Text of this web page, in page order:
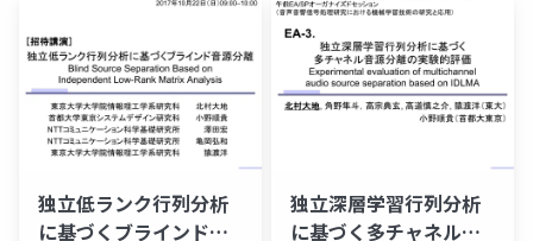
独立低ランク行列分析
に基づくブラインド音
独立深層学習行列分析
に基づく多チャネル音